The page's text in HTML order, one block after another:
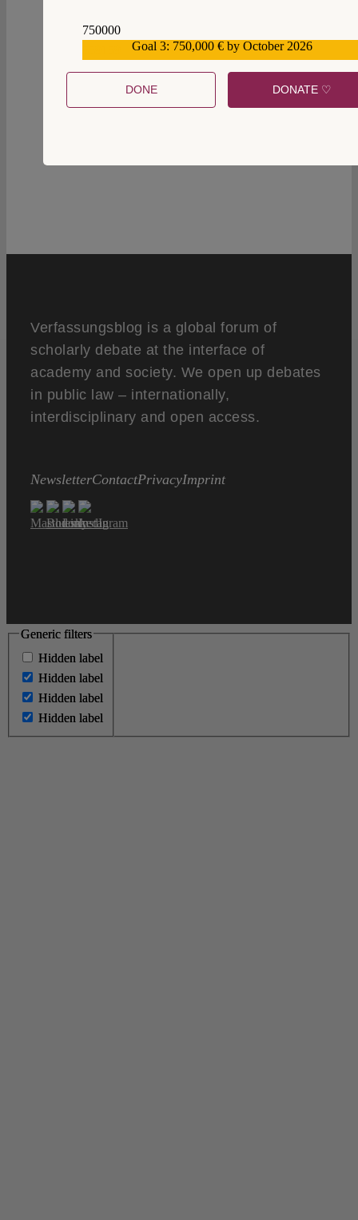
Verfassungsblog is a global forum of
scholarly debate at the interface of
academy and society. We open up debates
in public law – internationally,
interdisciplinary and open access.
NewsletterContactPrivacyImprint
750000
Goal 3: 750,000 € by October 2026
DONE DONATE ♡
Generic filters
Hidden label
Hidden label
Hidden label
Hidden label
Generic filters
Hidden label
Hidden label
Hidden label
Hidden label